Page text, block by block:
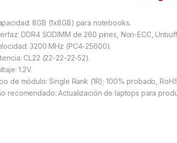
8GB (1x8GB) para notebooks.
DDR4 SODIMM de 260 pines, Non-ECC,
3200 MHz (PC4-25600).
CL22 (22-22-22-52).
1.2V.
de módulo: Single Rank (1R); 100% probado,
recomendado: Actualización de laptops para